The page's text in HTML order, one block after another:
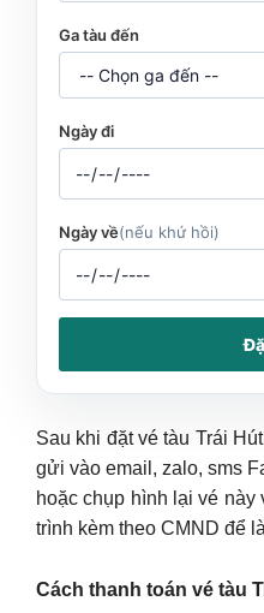
Ga tàu đến
Ngày đi
Ngày về(nếu khứ hồi)
Sau khi đặt vé tàu Trái
gửi vào email, zalo, sms
hoặc chụp hình lại vé này
trình kèm theo CMND để
Cách thanh toán vé tàu